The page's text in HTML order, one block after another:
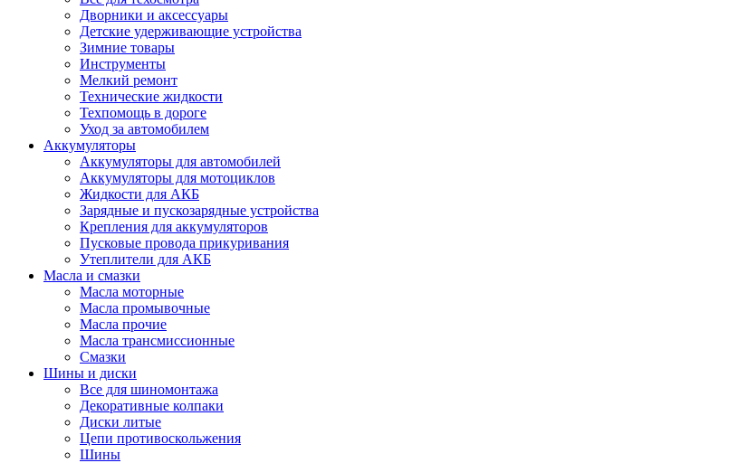
Дворники и аксессуары
Детские удерживающие устройства
Зимние товары
Инструменты
Мелкий ремонт
Технические жидкости
Техпомощь в дороге
Уход за автомобилем
Аккумуляторы
Аккумуляторы для автомобилей
Аккумуляторы для мотоциклов
Жидкости для АКБ
Зарядные и пускозарядные устройства
Крепления для аккумуляторов
Пусковые провода прикуривания
Утеплители для АКБ
Масла и смазки
Масла моторные
Масла промывочные
Масла прочие
Масла трансмиссионные
Смазки
Шины и диски
Все для шиномонтажа
Декоративные колпаки
Диски литые
Цепи противоскольжения
Шины